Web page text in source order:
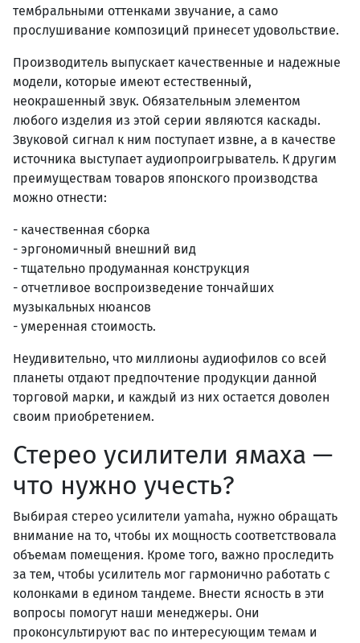
тембральными оттенками звучание, а само
прослушивание композиций принесет удовольствие.
Производитель выпускает качественные и надежные
модели, которые имеют естественный,
неокрашенный звук. Обязательным элементом
любого изделия из этой серии являются каскады.
Звуковой сигнал к ним поступает извне, а в качестве
источника выступает аудиопроигрыватель. К другим
преимуществам товаров японского производства
можно отнести:
- качественная сборка
- эргономичный внешний вид
- тщательно продуманная конструкция
- отчетливое воспроизведение тончайших
музыкальных нюансов
- умеренная стоимость.
Неудивительно, что миллионы аудиофилов со всей
планеты отдают предпочтение продукции данной
торговой марки, и каждый из них остается доволен
своим приобретением.
Стерео усилители ямаха —
что нужно учесть?
Выбирая стерео усилители yamaha, нужно обращать
внимание на то, чтобы их мощность соответствовала
объемам помещения. Кроме того, важно проследить
за тем, чтобы усилитель мог гармонично работать с
колонками в едином тандеме. Внести ясность в эти
вопросы помогут наши менеджеры. Они
проконсультируют вас по интересующим темам и